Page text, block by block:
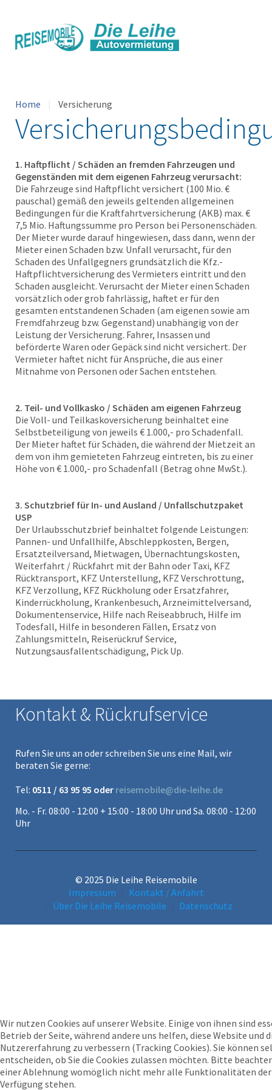
Home Versicherung
1. Haftpflicht / Schäden an fremden Fahrzeugen und
Gegenständen mit dem eigenen Fahrzeug verursacht:
Die Fahrzeuge sind Haftpflicht versichert (100 Mio. €
pauschal) gemäß den jeweils geltenden allgemeinen
Bedingungen für die Kraftfahrtversicherung (AKB) max. €
7,5 Mio. Haftungssumme pro Person bei Personenschäden.
Der Mieter wurde darauf hingewiesen, dass dann, wenn der
Mieter einen Schaden bzw. Unfall verursacht, für den
Schaden des Unfallgegners grundsätzlich die Kfz.-
Haftpflichtversicherung des Vermieters eintritt und den
Schaden ausgleicht. Verursacht der Mieter einen Schaden
vorsätzlich oder grob fahrlässig, haftet er für den
gesamten entstandenen Schaden (am eigenen sowie am
Fremdfahrzeug bzw. Gegenstand) unabhängig von der
Leistung der Versicherung. Fahrer, Insassen und
beförderte Waren oder Gepäck sind nicht versichert. Der
Vermieter haftet nicht für Ansprüche, die aus einer
Mitnahme von Personen oder Sachen entstehen.
2. Teil- und Vollkasko / Schäden am eigenen Fahrzeug
Die Voll- und Teilkaskoversicherung beinhaltet eine
Selbstbeteiligung von jeweils € 1.000,- pro Schadenfall.
Der Mieter haftet für Schäden, die während der Mietzeit an
dem von ihm gemieteten Fahrzeug eintreten, bis zu einer
Höhe von € 1.000,- pro Schadenfall (Betrag ohne MwSt.).
3. Schutzbrief für In- und Ausland / Unfallschutzpaket
USP
Der Urlaubsschutzbrief beinhaltet folgende Leistungen:
Pannen- und Unfallhilfe, Abschleppkosten, Bergen,
Ersatzteilversand, Mietwagen, Übernachtungskosten,
Weiterfahrt / Rückfahrt mit der Bahn oder Taxi, KFZ
Rücktransport, KFZ Unterstellung, KFZ Verschrottung,
KFZ Verzollung, KFZ Rückholung oder Ersatzfahrer,
Kinderrückholung, Krankenbesuch, Arzneimittelversand,
Dokumentenservice, Hilfe nach Reiseabbruch, Hilfe im
Todesfall, Hilfe in besonderen Fällen, Ersatz von
Zahlungsmitteln, Reiserückruf Service,
Nutzungsausfallentschädigung, Pick Up.
Kontakt & Rückrufservice
Rufen Sie uns an oder schreiben Sie uns eine Mail, wir
beraten Sie gerne:
Tel: 0511 / 63 95 95 oder reisemobile@die-leihe.de
Mo. - Fr. 08:00 - 12:00 + 15:00 - 18:00 Uhr und Sa. 08:00 - 12:00
Uhr
© 2025 Die Leihe Reisemobile
Impressum
Kontakt / Anfahrt
Über Die Leihe Reisemobile
Datenschutz
Wir nutzen Cookies auf unserer Website. Einige von ihnen sind
Betrieb der Seite, während andere uns helfen, diese Website und
Nutzererfahrung zu verbessern (Tracking Cookies). Sie können
entscheiden, ob Sie die Cookies zulassen möchten. Bitte
einer Ablehnung womöglich nicht mehr alle Funktionalitäten
Verfügung stehen.